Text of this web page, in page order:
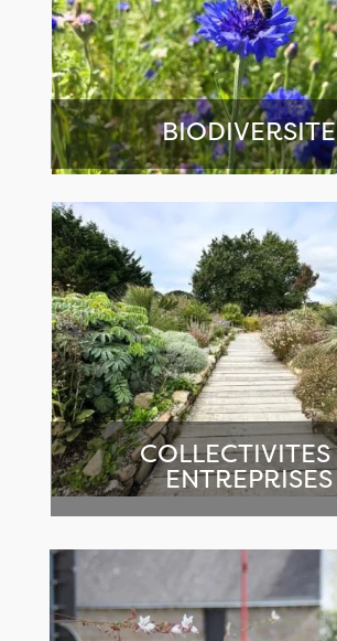
BIODIVERSITE
ENTREPRISES